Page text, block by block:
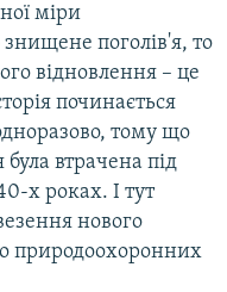
міри
поголів'я, то
відновлення – це
починається
тому що
втрачена під
х роках. І тут
нового
природоохоронних